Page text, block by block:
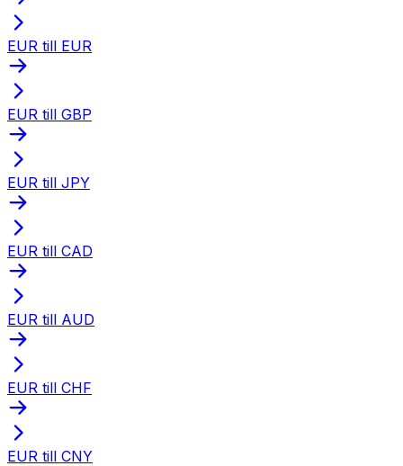
EUR till EUR
EUR till GBP
EUR till JPY
EUR till CAD
EUR till AUD
EUR till CHF
EUR till CNY